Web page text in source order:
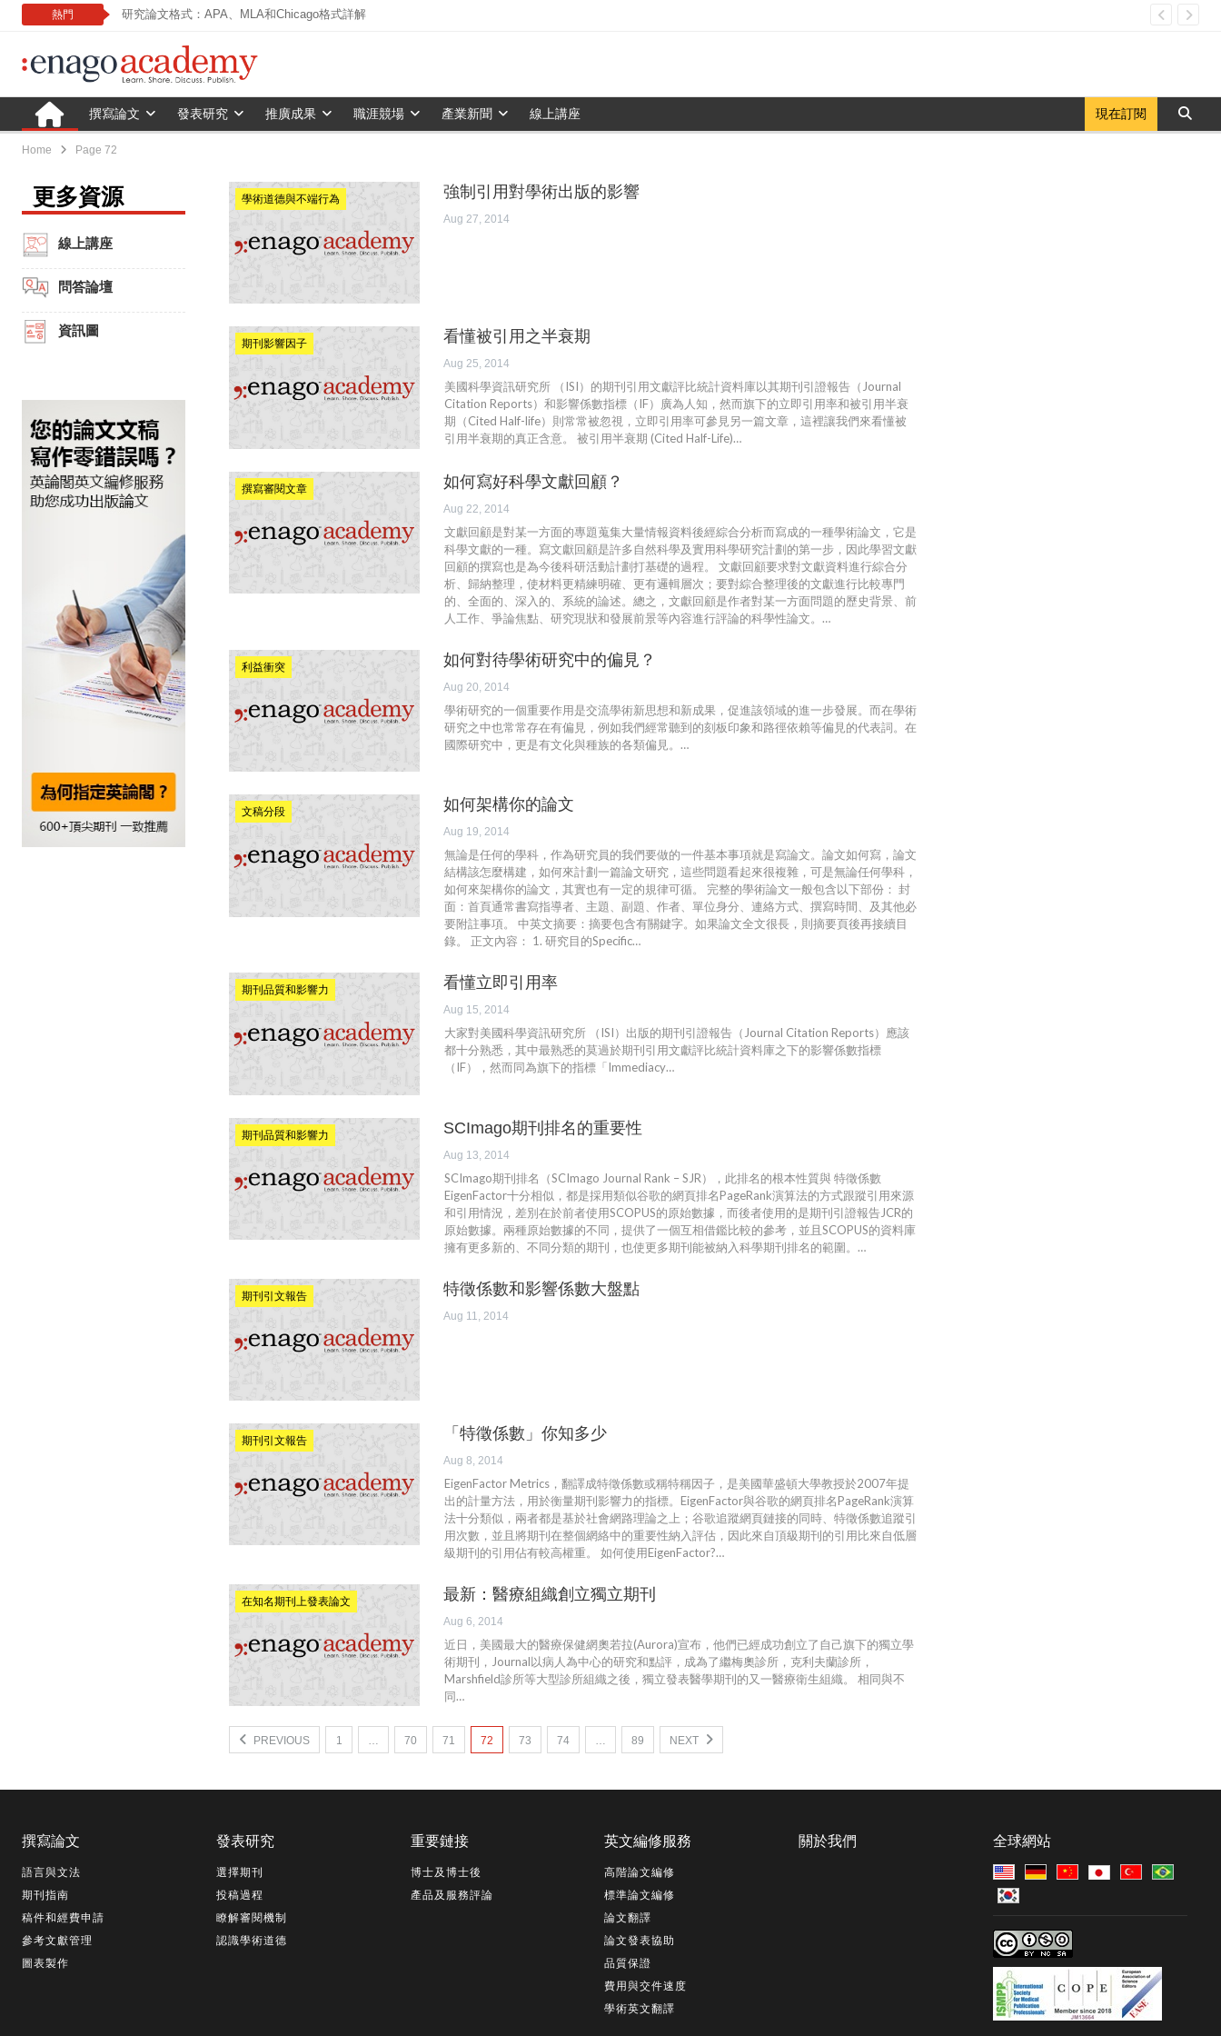
熱門 研究論文格式：APA、MLA和Chicago格式詳解
撰寫論文 發表研究 推廣成果 職涯競場 產業新聞 線上講座 現在訂閱
Home Page 72
學術道德與不端行為 強制引用對學術出版的影響
Aug 27, 2014
期刊影響因子 看懂被引用之半衰期
Aug 25, 2014
美國科學資訊研究所 （ISI）的期刊引用文獻評比統計資料庫以其期刊引證報告（Journal
Citation Reports）和影響係數指標（IF）廣為人知，然而旗下的立即引用率和被引用半衰
期（Cited Half-life）則常常被忽視，立即引用率可參見另一篇文章，這裡讓我們來看懂被
引用半衰期的真正含意。 被引用半衰期 (Cited Half-Life)…
撰寫審閱文章 如何寫好科學文獻回顧？
Aug 22, 2014
文獻回顧是對某一方面的專題蒐集大量情報資料後經綜合分析而寫成的一種學術論文，它是
科學文獻的一種。寫文獻回顧是許多自然科學及實用科學研究計劃的第一步，因此學習文獻
回顧的撰寫也是為今後科研活動計劃打基礎的過程。 文獻回顧要求對文獻資料進行綜合分
析、歸納整理，使材料更精練明確、更有邏輯層次；要對綜合整理後的文獻進行比較專門
的、全面的、深入的、系統的論述。總之，文獻回顧是作者對某一方面問題的歷史背景、前
人工作、爭論焦點、研究現狀和發展前景等內容進行評論的科學性論文。…
利益衝突 如何對待學術研究中的偏見？
Aug 20, 2014
學術研究的一個重要作用是交流學術新思想和新成果，促進該領域的進一步發展。而在學術
研究之中也常常存在有偏見，例如我們經常聽到的刻板印象和路徑依賴等偏見的代表詞。在
國際研究中，更是有文化與種族的各類偏見。…
文稿分段 如何架構你的論文
Aug 19, 2014
無論是任何的學科，作為研究員的我們要做的一件基本事項就是寫論文。論文如何寫，論文
結構該怎麼構建，如何來計劃一篇論文研究，這些問題看起來很複雜，可是無論任何學科，
如何來架構你的論文，其實也有一定的規律可循。 完整的學術論文一般包含以下部份： 封
面：首頁通常書寫指導者、主題、副題、作者、單位身分、連絡方式、撰寫時間、及其他必
要附註事項。 中英文摘要：摘要包含有關鍵字。如果論文全文很長，則摘要頁後再接續目
錄。 正文內容： 1. 研究目的Specific…
期刊品質和影響力 看懂立即引用率
Aug 15, 2014
大家對美國科學資訊研究所 （ISI）出版的期刊引證報告（Journal Citation Reports）應該
都十分熟悉，其中最熟悉的莫過於期刊引用文獻評比統計資料庫之下的影響係數指標
（IF），然而同為旗下的指標「Immediacy…
期刊品質和影響力 SCImago期刊排名的重要性
Aug 13, 2014
SCImago期刊排名（SCImago Journal Rank – SJR），此排名的根本性質與 特徵係數
EigenFactor十分相似，都是採用類似谷歌的網頁排名PageRank演算法的方式跟蹤引用來源
和引用情況，差別在於前者使用SCOPUS的原始數據，而後者使用的是期刊引證報告JCR的
原始數據。兩種原始數據的不同，提供了一個互相借鑑比較的參考，並且SCOPUS的資料庫
擁有更多新的、不同分類的期刊，也使更多期刊能被納入科學期刊排名的範圍。…
期刊引文報告 特徵係數和影響係數大盤點
Aug 11, 2014
期刊引文報告 「特徵係數」你知多少
Aug 8, 2014
EigenFactor Metrics，翻譯成特徵係數或稱特稱因子，是美國華盛頓大學教授於2007年提
出的計量方法，用於衡量期刊影響力的指標。EigenFactor與谷歌的網頁排名PageRank演算
法十分類似，兩者都是基於社會網路理論之上；谷歌追蹤網頁鏈接的同時、特徵係數追蹤引
用次數，並且將期刊在整個網絡中的重要性納入評估，因此來自頂級期刊的引用比來自低層
級期刊的引用佔有較高權重。 如何使用EigenFactor?…
在知名期刊上發表論文 最新：醫療組織創立獨立期刊
Aug 6, 2014
近日，美國最大的醫療保健網奧若拉(Aurora)宣布，他們已經成功創立了自己旗下的獨立學
術期刊，Journal以病人為中心的研究和點評，成為了繼梅奧診所，克利夫蘭診所，
Marshfield診所等大型診所組織之後，獨立發表醫學期刊的又一醫療衛生組織。 相同與不
同…
PREVIOUS 1 … 70 71 72 73 74 … 89 NEXT
更多資源
線上講座
問答論壇
資訊圖
撰寫論文
語言與文法
期刊指南
稿件和經費申請
參考文獻管理
圖表製作
發表研究
選擇期刊
投稿過程
瞭解審閱機制
認識學術道德
重要鏈接
博士及博士後
產品及服務評論
英文編修服務
高階論文編修
標準論文編修
論文翻譯
論文發表協助
品質保證
費用與交件速度
學術英文翻譯
關於我們 全球網站